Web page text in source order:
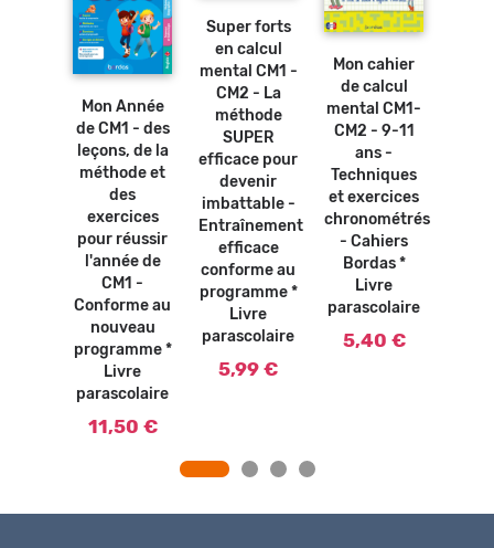
Ajouter
au
Mon Année
de CM1 - des
leçons, de la
méthode et
des
exercices
pour réussir
l'année de
CM1 -
Conforme au
nouveau
programme *
Livre
parascolaire
11,50 €
Super forts
en calcul
mental CM1 -
CM2 - La
méthode
SUPER
efficace pour
devenir
imbattable -
Entraînement
efficace
conforme au
programme *
Livre
parascolaire
5,99 €
Ajouter
au
Mon cahier
de calcul
mental CM1-
CM2 - 9-11
ans -
Techniques
et exercices
chronométrés
- Cahiers
Bordas *
Livre
parascolaire
5,40 €